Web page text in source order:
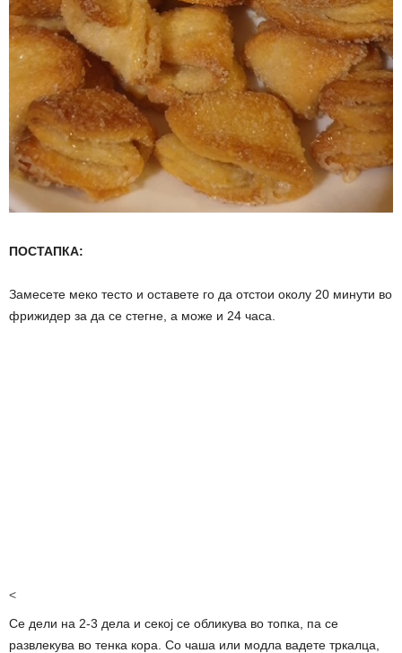
ПОСТАПКА:
Замесете меко тесто и оставете го да отстои околу 20 минути во
фрижидер за да се стегне, а може и 24 часа.
<
Се дели на 2-3 дела и секој се обликува во топка, па се
развлекува во тенка кора. Со чаша или модла вадете тркалца,